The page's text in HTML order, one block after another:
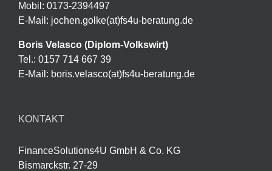
Mobil: 0173-2394497
E-Mail: jochen.golke(at)fs4u-beratung.de
Boris Velasco (Diplom-Volkswirt)
Tel.: 0157 714 667 39
E-Mail: boris.velasco(at)fs4u-beratung.de
KONTAKT
FinanceSolutions4U GmbH & Co. KG
Bismarckstr. 27-29